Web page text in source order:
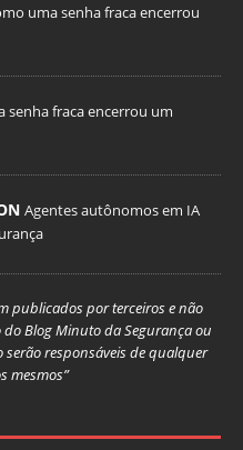
uma senha fraca encerrou
senha fraca encerrou um
Agentes autônomos em IA
publicados por terceiros e não
Blog Minuto da Segurança ou
responsáveis de qualquer
mesmos”